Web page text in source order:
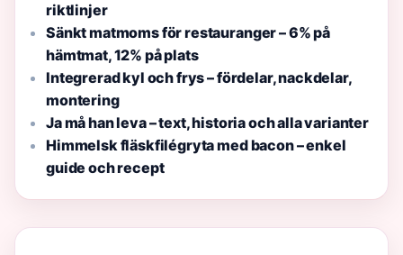
riktlinjer
Sänkt matmoms för restauranger – 6% på
hämtmat, 12% på plats
Integrerad kyl och frys – fördelar, nackdelar,
montering
Ja må han leva – text, historia och alla varianter
Himmelsk fläskfilégryta med bacon – enkel
guide och recept